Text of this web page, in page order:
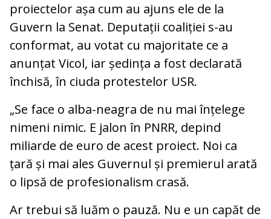
proiectelor așa cum au ajuns ele de la
Guvern la Senat. Deputații coaliției s-au
conformat, au votat cu majoritate ce a
anunțat Vicol, iar ședința a fost declarată
închisă, în ciuda protestelor USR.
„Se face o alba-neagra de nu mai înțelege
nimeni nimic. E jalon în PNRR, depind
miliarde de euro de acest proiect. Noi ca
țară și mai ales Guvernul și premierul arată
o lipsă de profesionalism crasă.
Ar trebui să luăm o pauză. Nu e un capăt de